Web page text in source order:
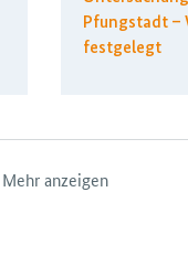
Pfungstadt –
festgelegt
Mehr anzeigen